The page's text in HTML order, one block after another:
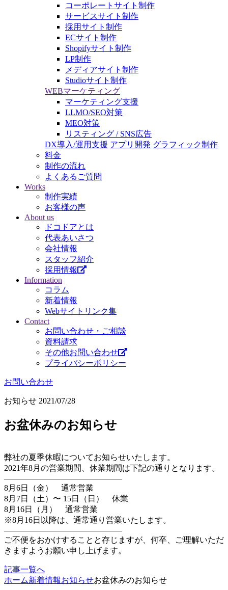
コーポレートサイト制作
サービスサイト制作
採用サイト制作
ECサイト制作
Shopifyサイト制作
LP制作
メディアサイト制作
Studioサイト制作
WEBマーケティング
マーケティング支援
LLMO/SEO対策
MEO対策
リスティング / SNS広告
DX導入/運用支援 アプリ開発 グラフィック制作
料金
制作の流れ
よくあるご質問
Works
制作実績
お客様の声
About us
ドコドアとは
代表あいさつ
会社情報
スタッフ紹介
採用情報
Information
コラム
新着情報
Webサイトリンク集
Contact
お問い合わせ・ご相談
資料請求
その他お問い合わせ
プライバシーポリシー
お問い合わせ
お知らせ 2021/07/28
お盆休みのお知らせ
弊社の夏季休暇についてお知らせいたします。
2021年8月の営業期間、休業期間は下記の通りとなります。
——————————————–
8月6日（金） 通常営業
8月7日（土）〜 15日（日） 休業
8月16日（月） 通常営業
※8月16日以降は、通常通り営業いたします。
——————————————–
ご不便をおかけすることと存じますが、何卒、ご理解いただ
きますようお願い申し上げます。
記事一覧へ
ホーム新着情報お知らせお盆休みのお知らせ